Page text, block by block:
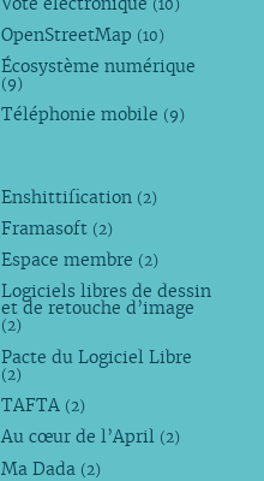
(10)
OpenStreetMap (10)
Écosystème numérique
(9)
Téléphonie mobile (9)
Enshittification (2)
Framasoft (2)
Espace membre (2)
Logiciels libres de dessin
et de retouche d’image
(2)
Pacte du Logiciel Libre
(2)
TAFTA (2)
Au cœur de l’April (2)
Ma Dada (2)